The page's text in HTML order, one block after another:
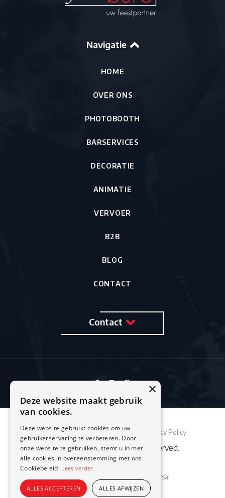
Navigatie
HOME
OVER ONS
PHOTOBOOTH
BARSERVICES
DECORATIE
ANIMATIE
VERVOER
B2B
BLOG
CONTACT
Contact
Sitemap Cookie Policy Privacy Policy
© 2026 Feestburo. All rights reserved.
door Conversal
×
Deze website maakt gebruik
van cookies.
Deze website gebruikt cookies om uw
gebruikerservaring te verbeteren. Door
onze website te gebruiken, stemt u in met
alle cookies in overeenstemming met ons
Cookiebeleid. Lees verder
ALLES ACCEPTEREN ALLES AFWIJZEN